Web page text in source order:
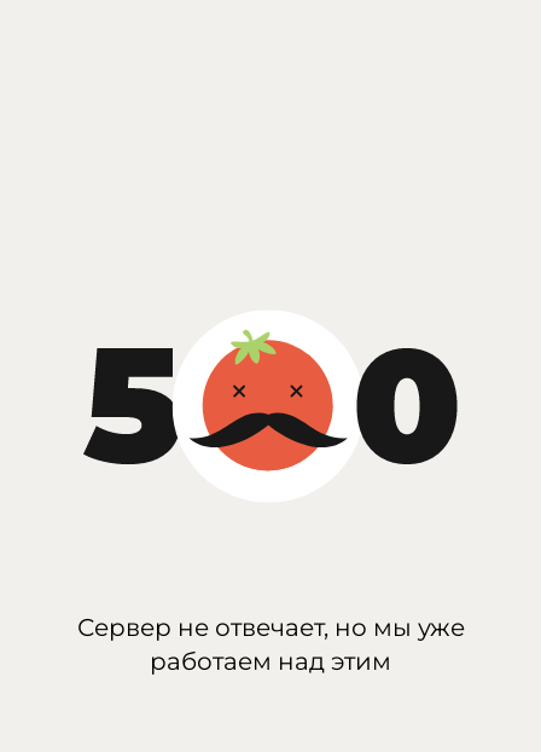
Сервер не отвечает, но мы уже
работаем над этим